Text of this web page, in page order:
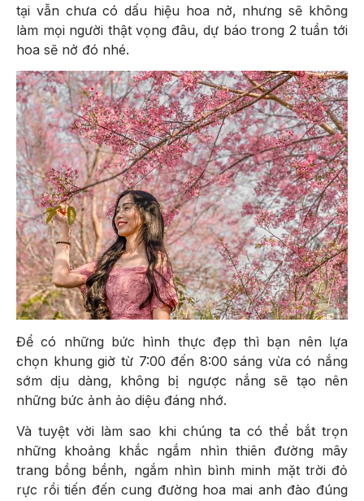
tại vẫn chưa có dấu hiệu hoa nở, nhưng sẽ không
làm mọi người thật vọng đâu, dự báo trong 2 tuần tới
hoa sẽ nở đó nhé.
Để có những bức hình thực đẹp thì bạn nên lựa
chọn khung giờ từ 7:00 đến 8:00 sáng vừa có nắng
sớm dịu dàng, không bị ngược nắng sẽ tạo nên
những bức ảnh ảo diệu đáng nhớ.
Và tuyệt vời làm sao khi chúng ta có thể bắt trọn
những khoảng khắc ngắm nhìn thiên đường mây
trang bồng bềnh, ngắm nhìn bình minh mặt trời đỏ
rực rồi tiến đến cung đường hoa mai anh đào đúng